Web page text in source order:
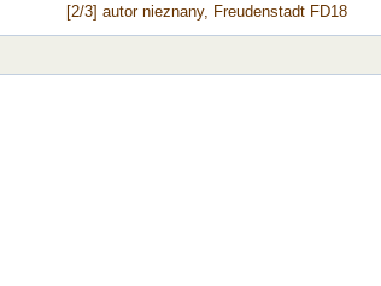
[2/3] autor nieznany, Freudenstadt FD18